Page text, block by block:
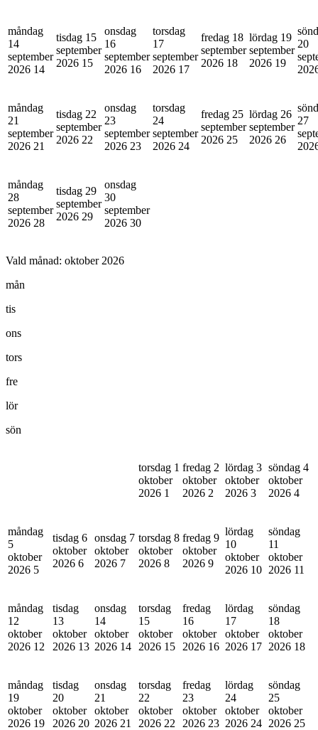
måndag
14
september
2026 14
tisdag 15
september
2026 15
onsdag
16
september
2026 16
torsdag
17
september
2026 17
fredag 18
september
2026 18
lördag 19
september
2026 19
20
måndag
21
september
2026 21
tisdag 22
september
2026 22
onsdag
23
september
2026 23
torsdag
24
september
2026 24
fredag 25
september
2026 25
lördag 26
september
2026 26
27
måndag
28
september
2026 28
tisdag 29
september
2026 29
onsdag
30
september
2026 30
Vald månad: oktober 2026
mån
tis
ons
tors
fre
lör
sön
torsdag 1
oktober
2026 1
fredag 2
oktober
2026 2
lördag 3
oktober
2026 3
söndag 4
oktober
2026 4
måndag
5
oktober
2026 5
tisdag 6
oktober
2026 6
onsdag 7
oktober
2026 7
torsdag 8
oktober
2026 8
fredag 9
oktober
2026 9
lördag
10
oktober
2026 10
söndag
11
oktober
2026 11
måndag
12
oktober
2026 12
tisdag
13
oktober
2026 13
onsdag
14
oktober
2026 14
torsdag
15
oktober
2026 15
fredag
16
oktober
2026 16
lördag
17
oktober
2026 17
söndag
18
oktober
2026 18
måndag
19
oktober
2026 19
tisdag
20
oktober
2026 20
onsdag
21
oktober
2026 21
torsdag
22
oktober
2026 22
fredag
23
oktober
2026 23
lördag
24
oktober
2026 24
söndag
25
oktober
2026 25